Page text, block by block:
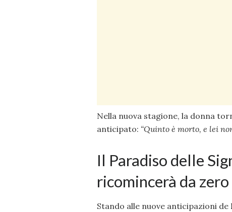
Nella nuova stagione, la donna
anticipato: “Quinto è morto, e lei
Il Paradiso delle
ricomincerà da
Stando alle nuove anticipazioni de